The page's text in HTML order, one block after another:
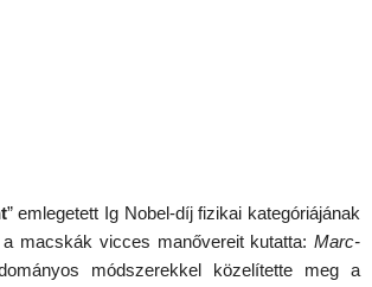
” emlegetett Ig Nobel-díj fizikai kategóriájának
macskák vicces manővereit kutatta: Marc-
módszerekkel közelítette meg a